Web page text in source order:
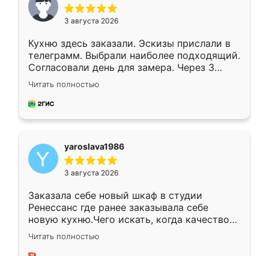
3 августа 2026
Кухню здесь заказали. Эскизы прислали в
телеграмм. Выбрали наиболее подходящий.
Согласовали день для замера. Через 3
недели кухня была уже готова. Остались
довольны работой. Спасибо Ренессанс
мебель за качественную работу!
Читать полностью
yaroslava1986
3 августа 2026
Заказала себе новый шкаф в студии
Ренессанс где ранее заказывала себе
новую кухню.Чего искать, когда качеством
вполне довольна. Служит кухня уже почти
два года, нареканий нет.
Читать полностью